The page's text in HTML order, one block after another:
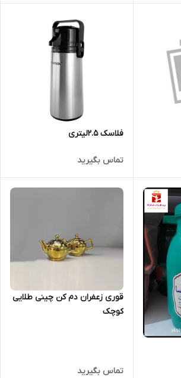
فلاسک 2.5لیتری
تماس بگیرید
قوری زعفران دم کن چینی طلایی
کوچک
تماس بگیرید